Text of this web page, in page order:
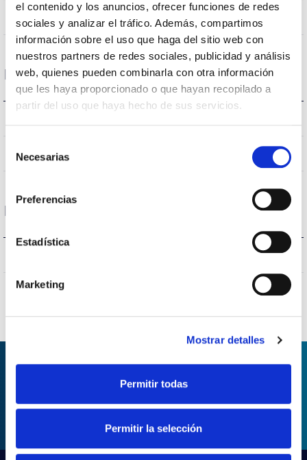
el contenido y los anuncios, ofrecer funciones de redes
sociales y analizar el tráfico. Además, compartimos
información sobre el uso que haga del sitio web con
nuestros partners de redes sociales, publicidad y análisis
web, quienes pueden combinarla con otra información
que les haya proporcionado o que hayan recopilado a
partir del uso que haya hecho de sus servicios.
Necesarias
Preferencias
Estadística
Marketing
Mostrar detalles
Permitir todas
Permitir la selección
Empalmable
Logement et finition
Corps PC
Protections
NON
DEMANDER DES
INFORMATIONS